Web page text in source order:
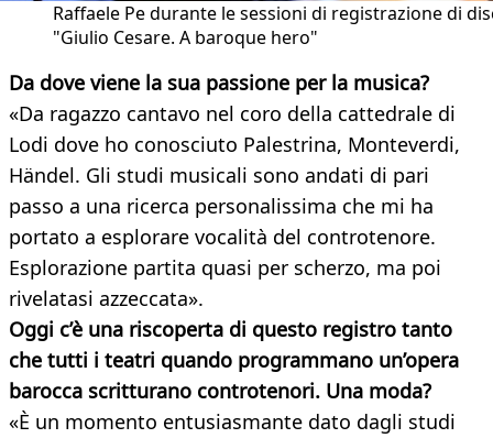
Raffaele Pe durante le sessioni di registrazione di
"Giulio Cesare. A baroque hero"
Da dove viene la sua passione per la musica?
«Da ragazzo cantavo nel coro della cattedrale di
Lodi dove ho conosciuto Palestrina, Monteverdi,
Händel. Gli studi musicali sono andati di pari
passo a una ricerca personalissima che mi ha
portato a esplorare vocalità del controtenore.
Esplorazione partita quasi per scherzo, ma poi
rivelatasi azzeccata».
Oggi c’è una riscoperta di questo registro tanto
che tutti i teatri quando programmano un’opera
barocca scritturano controtenori. Una moda?
«È un momento entusiasmante dato dagli studi